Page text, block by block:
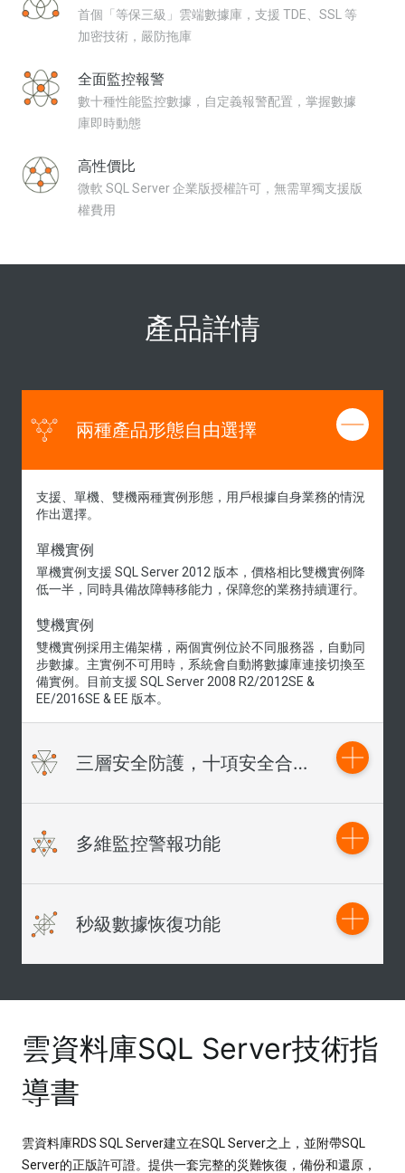
首個「等保三級」雲端數據庫，支援 TDE、SSL 等
加密技術，嚴防拖庫
全面監控報警
數十種性能監控數據，自定義報警配置，掌握數據
庫即時動態
高性價比
微軟 SQL Server 企業版授權許可，無需單獨支援版
權費用
產品詳情
兩種產品形態自由選擇
支援、單機、雙機兩種實例形態，用戶根據自身業務的情況
作出選擇。
單機實例
單機實例支援 SQL Server 2012 版本，價格相比雙機實例降
低一半，同時具備故障轉移能力，保障您的業務持續運行。
雙機實例
雙機實例採用主備架構，兩個實例位於不同服務器，自動同
步數據。主實例不可用時，系統會自動將數據庫連接切換至
備實例。目前支援 SQL Server 2008 R2/2012SE &
EE/2016SE & EE 版本。
三層安全防護，十項安全合規認證
雲端數據庫 SQL Server 版已通過 ISO 20000、SOC、PCI-
DSS、等保三級等十項安全合規認證。
安全事前防護
SQL Server 實例可設定允許連接實例的 IP 白名單，嚴格控
制存取源；同時支援透過 VPC 來獲取更高程度的網絡存取
控制。
SQL Server 實例存取連結支援 SSL 加密，杜絕中間人攻擊
遠離拖庫風險。
安全事後審計
SQL Server 支援 SQL 審計功能，記錄所有存取源和存取行
為資訊。對所有安全及故障事件做到有據可查。
多維監控警報功能
自動監控預警、定期性能巡檢，為您分擔 60% 以上的運維
工作。
系統資源監控
時監控及警報，隨時隨地了解實例動態。
智能優化方案支援
自動化的智能巡檢診斷，支援定制化監控項關注，提供專業
的 SQL 語句改善的意見及實例性能診斷報告。
秒級數據恢復功能
雲資料庫SQL Server技術指
導書
雲資料庫RDS SQL Server建立在SQL Server之上，並附帶SQL
Server的正版許可證。提供一套完整的災難恢復，備份和還原，